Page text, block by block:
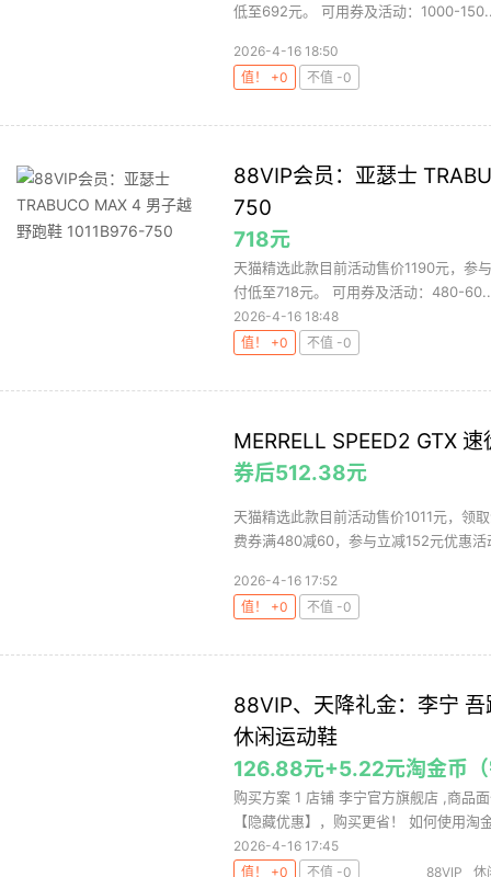
低至692元。 可用券及活动：1000-
2026-4-16 18:50
值！ +0
不值 -0
88VIP会员：亚瑟士
750
718元
天猫精选此款目前活动售价1190元，
付低至718元。 可用券及活动：480-
2026-4-16 18:48
值！ +0
不值 -0
MERRELL SPEED2 GTX
券后512.38元
天猫精选此款目前活动售价1011元，领
费券满480减60，参与立减152元优惠活
2026-4-16 17:52
值！ +0
不值 -0
88VIP、天降礼金：李宁
休闲运动鞋
126.88元+5.22元淘金币
购买方案 1 店铺 李宁官方旗舰店 ,商品
【隐藏优惠】，购买更省！ 如何使用淘
2026-4-16 17:45
值！ +0
不值 -0 88VIP
休